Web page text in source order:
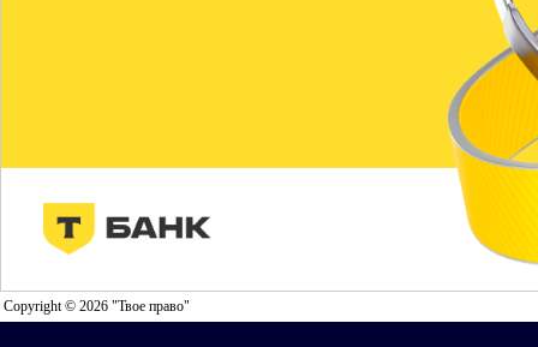
Copyright © 2026 "Твое право"